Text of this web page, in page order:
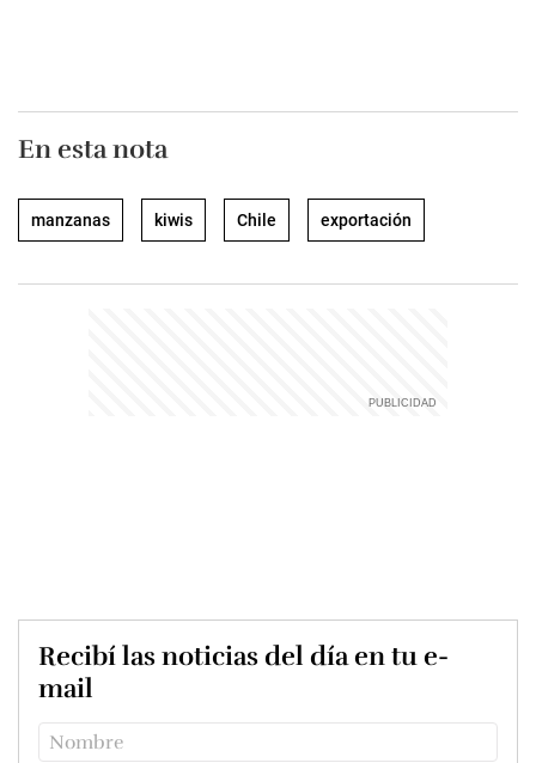
En esta nota
manzanas kiwis Chile exportación
Recibí las noticias del día en tu e-
mail